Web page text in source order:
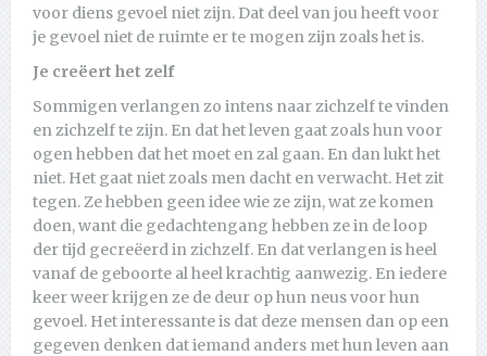
voor diens gevoel niet zijn. Dat deel van jou heeft voor
je gevoel niet de ruimte er te mogen zijn zoals het is.
Je creëert het zelf
Sommigen verlangen zo intens naar zichzelf te vinden
en zichzelf te zijn. En dat het leven gaat zoals hun voor
ogen hebben dat het moet en zal gaan. En dan lukt het
niet. Het gaat niet zoals men dacht en verwacht. Het zit
tegen. Ze hebben geen idee wie ze zijn, wat ze komen
doen, want die gedachtengang hebben ze in de loop
der tijd gecreëerd in zichzelf. En dat verlangen is heel
vanaf de geboorte al heel krachtig aanwezig. En iedere
keer weer krijgen ze de deur op hun neus voor hun
gevoel. Het interessante is dat deze mensen dan op een
gegeven denken dat iemand anders met hun leven aan